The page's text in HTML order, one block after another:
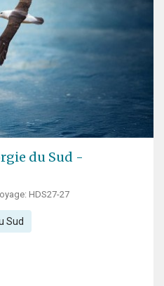
du Sud -
HDS27-27
Sud